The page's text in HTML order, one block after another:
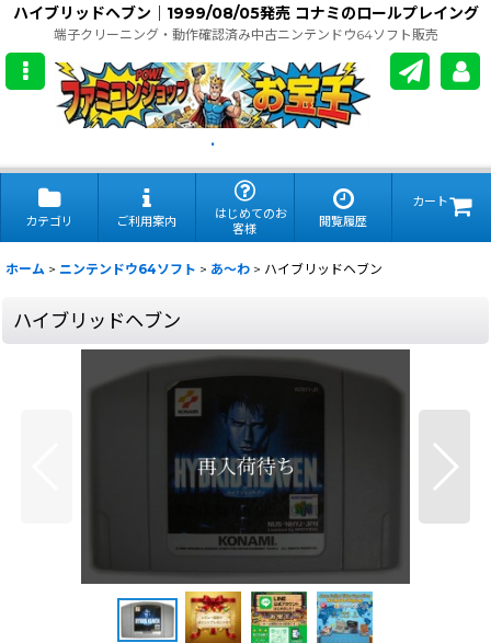
ハイブリッドヘブン｜1999/08/05発売 コナミのロールプレイング
端子クリーニング・動作確認済み中古ニンテンドウ64ソフト販売
.
カテゴリ ご利用案内
はじめてのお
客様
閲覧履歴
カート
ホーム > ニンテンドウ64ソフト > あ〜わ > ハイブリッドヘブン
ハイブリッドヘブン